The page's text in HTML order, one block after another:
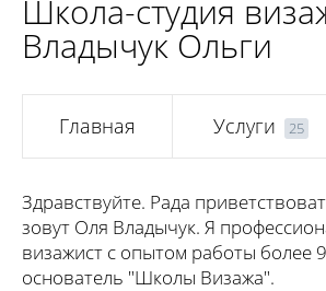
Школа-студия
Владычук Ольги
Главная Услуги 25
Здравствуйте. Рада
зовут Оля Владычук. Я
визажист с опытом работы более
основатель "Школы Визажа".